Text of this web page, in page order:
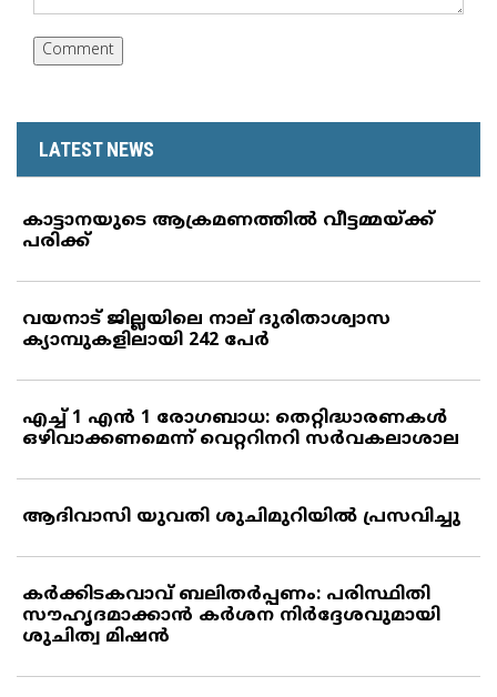
LATEST NEWS
കാട്ടാനയുടെ ആക്രമണത്തില്‍ വീട്ടമ്മയ്ക്ക്
പരിക്ക്
വയനാട് ജില്ലയിലെ നാല് ദുരിതാശ്വാസ
ക്യാമ്പുകളിലായി 242 പേര്‍
എച്ച് 1 എന്‍ 1 രോഗബാധ: തെറ്റിദ്ധാരണകള്‍
ഒഴിവാക്കണമെന്ന് വെറ്ററിനറി സര്‍വകലാശാല
ആദിവാസി യുവതി ശുചിമുറിയില്‍ പ്രസവിച്ചു
കര്‍ക്കിടകവാവ് ബലിതര്‍പ്പണം: പരിസ്ഥിതി
സൗഹൃദമാക്കാന്‍ കര്‍ശന നിര്‍ദ്ദേശവുമായി
ശുചിത്വ മിഷന്‍